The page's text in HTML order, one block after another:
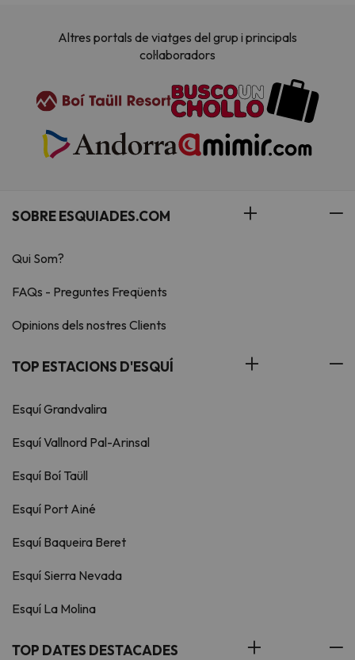
Altres portals de viatges del grup i principals
col·laboradors
SOBRE ESQUIADES.COM
Qui Som?
FAQs - Preguntes Freqüents
Opinions dels nostres Clients
TOP ESTACIONS D'ESQUÍ
Esquí Grandvalira
Esquí Vallnord Pal-Arinsal
Esquí Boí Taüll
Esquí Port Ainé
Esquí Baqueira Beret
Esquí Sierra Nevada
Esquí La Molina
TOP DATES DESTACADES